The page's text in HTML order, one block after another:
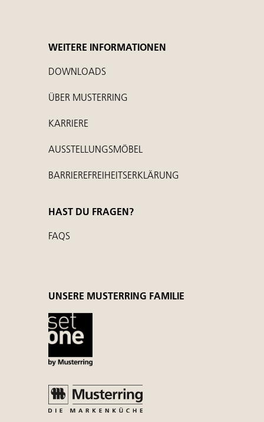
WEITERE INFORMATIONEN
DOWNLOADS
ÜBER MUSTERRING
KARRIERE
AUSSTELLUNGSMÖBEL
BARRIEREFREIHEITSERKLÄRUNG
HAST DU FRAGEN?
FAQS
UNSERE MUSTERRING FAMILIE